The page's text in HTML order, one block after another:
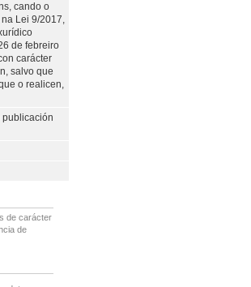
cando o
Lei 9/2017,
de febreiro
carácter
salvo que
o realicen,
publicación
de carácter
de